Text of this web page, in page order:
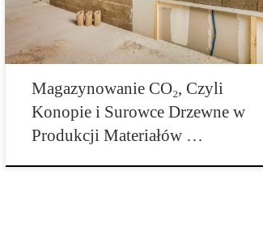
Magazynowanie CO₂, Czyli
Konopie i Surowce Drzewne w
Produkcji Materiałów …